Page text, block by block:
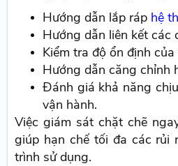
Hướng dẫn lắp ráp hệ
Hướng dẫn liên kết các
Kiểm tra độ ổn định
Hướng dẫn căng chỉnh
Đánh giá khả năng
vận hành.
Việc giám sát chặt chẽ
giúp hạn chế tối đa các rủi
trình sử dụng.